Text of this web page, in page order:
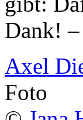
Dank!
Axel
Foto